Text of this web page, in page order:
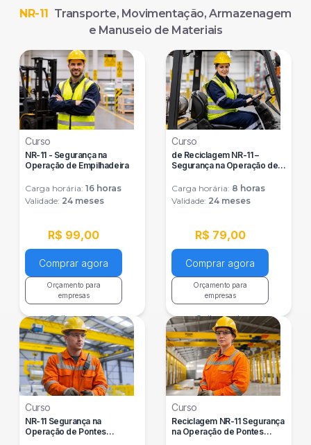
NR-11 Transporte, Movimentação, Armazenagem
e Manuseio de Materiais
Curso
NR-11 - Segurança na
Operação de Empilhadeira
Carga horária: 16 horas
Validade: 24 meses
R$ 99,00
Comprar agora
Orçamento para
empresas
Saiba mais
Curso
de Reciclagem NR-11 –
Segurança na Operação de
Carga horária: 8 horas
Validade: 24 meses
R$ 79,00
Comprar agora
Orçamento para
empresas
Saiba mais
Curso
NR-11 Segurança na
Operação de Pontes
Curso
Reciclagem NR-11 Segurança
na Operação de Pontes